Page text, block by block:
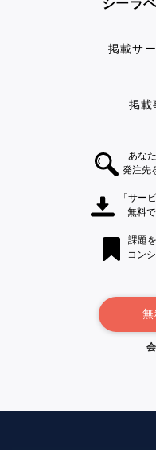
シーラ
掲載サ
掲載
あな
発注先
「サー
無料
課題
コン